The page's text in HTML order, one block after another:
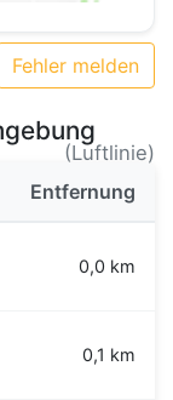
Fehler melden
(Luftlinie)
Entfernung
0,0 km
0,1 km